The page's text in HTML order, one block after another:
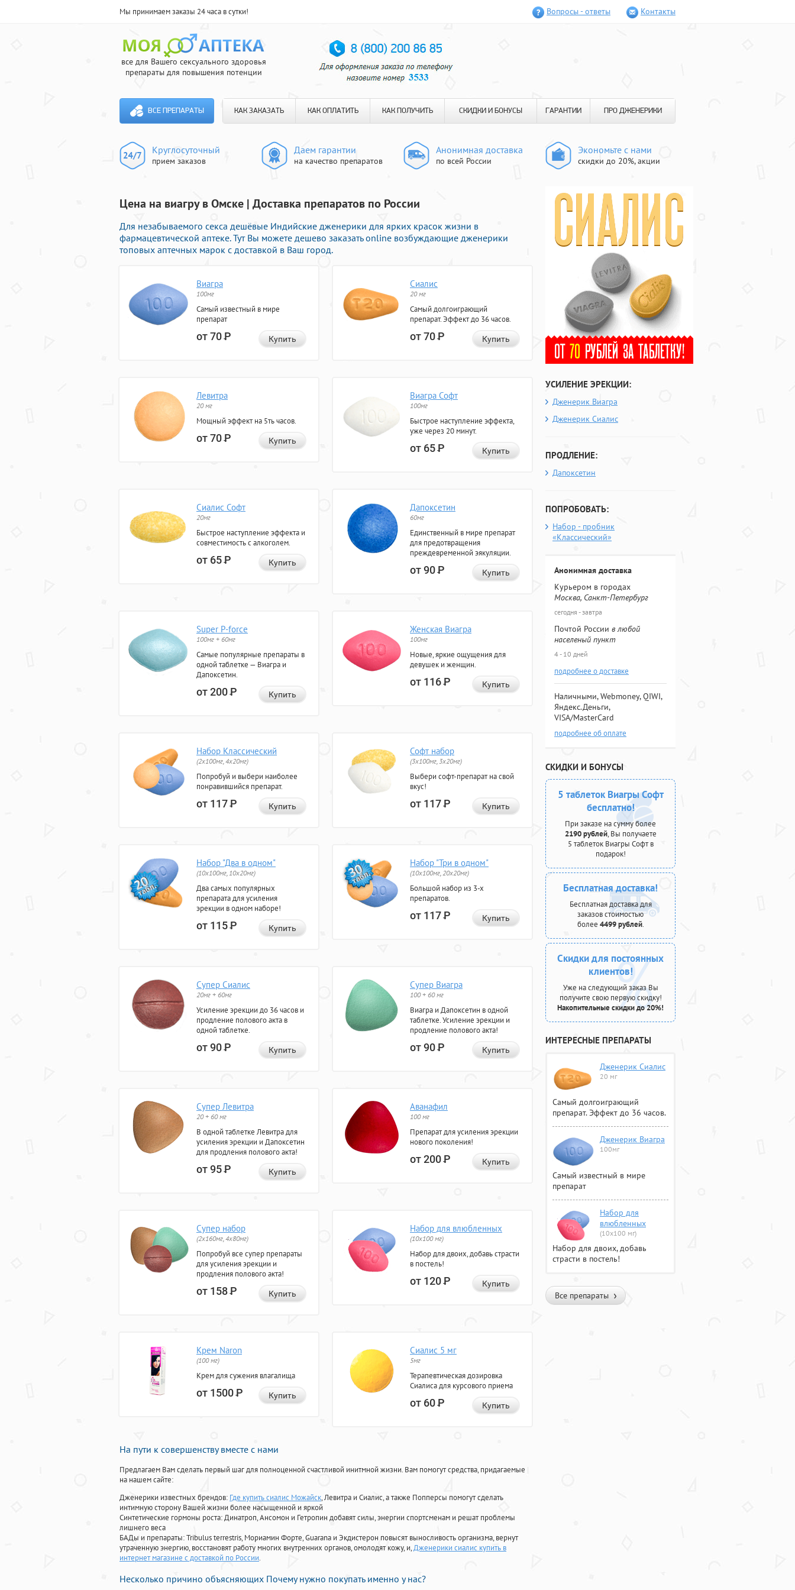
Мы принимаем заказы 24 часа в сутки! Вопросы - ответы Контакты
все для Вашего сексуального здоровья
препараты для повышения потенции
ВСЕ ПРЕПАРАТЫ КАК ЗАКАЗАТЬ КАК ОПЛАТИТЬ КАК ПОЛУЧИТЬ СКИДКИ И БОНУСЫ ГАРАНТИИ ПРО ДЖЕНЕРИКИ
Круглосуточный
прием заказов
Даем гарантии
на качество препаратов
Анонимная доставка
по всей России
Экономьте с нами
скидки до 20%, акции
Цена на виагру в Омске | Доставка препаратов по России
Для незабываемого секса дешёвые Индийские дженерики для ярких красок жизни в
фармацевтической аптеке. Тут Вы можете дешево заказать online возбуждающие дженерики
топовых аптечных марок с доставкой в Ваш город.
Виагра
100мг
Самый известный в мире
препарат
от 70Р Купить
Сиалис
20 мг
Самый долгоиграющий
препарат. Эффект до 36 часов.
от 70Р Купить
Левитра
20 мг
Мощный эффект на 5ть часов.
от 70Р Купить
Виагра Софт
100мг
Быстрое наступление эффекта,
уже через 20 минут.
от 65Р Купить
Сиалис Софт
20мг
Быстрое наступление эффекта и
совместимость с алкоголем.
от 65Р Купить
Дапоксетин
60мг
Единственный в мире препарат
для предотвращения
преждевременной эякуляции.
от 90Р Купить
Super P-force
100мг + 60мг
Самые популярные препараты в
одной таблетке — Виагра и
Дапоксетин.
от 200Р Купить
Женская Виагра
100мг
Новые, яркие ощущения для
девушек и женщин.
от 116Р Купить
Набор Классический
(2x100мг, 4x20мг)
Попробуй и выбери наиболее
понравившийся препарат.
от 117Р Купить
Софт набор
(3x100мг, 3x20мг)
Выбери софт-препарат на свой
вкус!
от 117Р Купить
Набор "Два в одном"
(10x100мг, 10x20мг)
Два самых популярных
препарата для усиления
эрекции в одном наборе!
от 115Р Купить
Набор "Три в одном"
(10x100мг, 20x20мг)
Большой набор из 3-х
препаратов.
от 117Р Купить
Супер Сиалис
20мг + 60мг
Усиление эрекции до 36 часов и
продление полового акта в
одной таблетке.
от 90Р Купить
Супер Виагра
100 + 60 мг
Виагра и Дапоксетин в одной
таблетке. Усиление эрекции и
продление полового акта!
от 90Р Купить
Супер Левитра
20 + 60 мг
В одной таблетке Левитра для
усиления эрекции и Дапоксетин
для продления полового акта!
от 95Р Купить
Аванафил
100 мг
Препарат для усиления эрекции
нового поколения!
от 200Р Купить
Супер набор
(2х160мг, 4х80мг)
Попробуй все супер препараты
для усиления эрекции и
продления полового акта!
от 158Р Купить
Набор для влюбленных
(10х100 мг)
Набор для двоих, добавь страсти
в постель!
от 120Р Купить
Крем Naron
(100 мг)
Крем для сужения влагалища
от 1500Р Купить
Сиалис 5 мг
5мг
Терапевтическая дозировка
Сиалиса для курсового приема
от 60Р Купить
На пути к совершенству вместе с нами
Предлагаем Вам сделать первый шаг для полноценной счастливой инитмной жизни. Вам помогут средства, придагаемые
на нашем сайте:
Дженерики известных брендов: Где купить сиалис Можайск, Левитра и Сиалис, а также Попперсы помогут сделать
интимную сторону Вашей жизни более насыщенной и яркой
Синтетические гормоны роста: Динатроп, Ансомон и Гетропин добавят силы, энергии спортсменам и решат проблемы
лишнего веса
БАДы и препараты:Tribulus terrestris, Мориамин Форте, Guarana и Экдистерон повысят выносливость организма, вернут
утраченную энергию, восстановят работу многих внутренних органов, омолодят кожу, и,Дженерики сиалис купить в
интернет магазине с доставкой по России.
Несколько причино объясняющих Почему нужно покупать именно у нас?
УСИЛЕНИЕ ЭРЕКЦИИ:
Дженерик Виагра
Дженерик Сиалис
ПРОДЛЕНИЕ:
Дапоксетин
ПОПРОБОВАТЬ:
Набор - пробник
«Классический»
Анонимная доставка
Курьером в городах
Москва, Санкт-Петербург
сегодня - завтра
Почтой России в любой
населеный пункт
4 - 10 дней
подробнее о доставке
Наличными, Webmoney, QIWI,
Яндекс.Деньги,
VISA/MasterCard
подробнее об оплате
СКИДКИ И БОНУСЫ
5 таблеток Виагры Софт
бесплатно!
При заказе на сумму более
2190 рублей, Вы получаете
5 таблеток Виагры Софт в
подарок!
Бесплатная доставка!
Бесплатная доставка для
заказов стоимостью
более 4499 рублей.
Скидки для постоянных
клиентов!
Уже на следующий заказ Вы
получите свою первую скидку!
Накопительные скидки до 20%!
ИНТЕРЕСНЫЕ ПРЕПАРАТЫ
Дженерик Сиалис
20 мг
Самый долгоиграющий
препарат. Эффект до 36 часов.
Дженерик Виагра
100мг
Самый известный в мире
препарат
Набор для
влюбленных
(10х100 мг)
Набор для двоих, добавь
страсти в постель!
Все препараты